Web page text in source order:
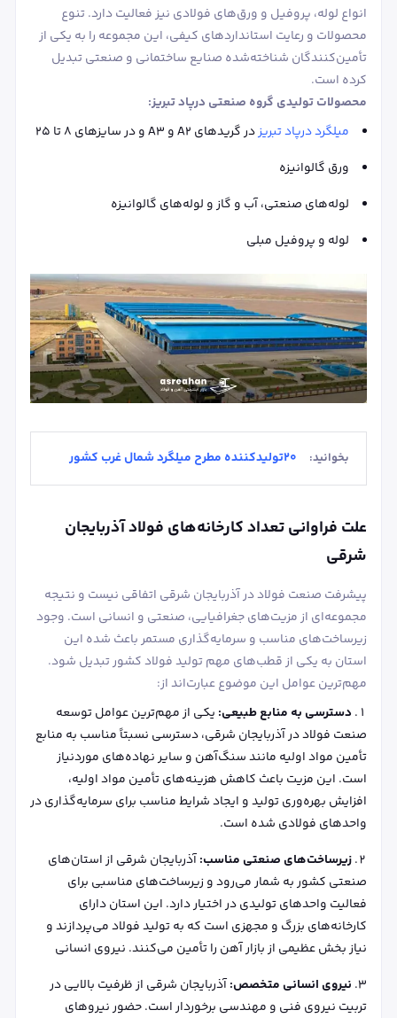
انواع لوله، پروفیل و ورق‌های فولادی نیز فعالیت دارد. تنوع
محصولات و رعایت استانداردهای کیفی، این مجموعه را به یکی از
تأمین‌کنندگان شناخته‌شده صنایع ساختمانی و صنعتی تبدیل
کرده است.
محصولات تولیدی گروه صنعتی درپاد تبریز:
میلگرد درپاد تبریزدر گریدهای A2 و A3 و در سایزهای ۸ تا ۲۵
ورق گالوانیزه
لوله‌های صنعتی، آب و گاز و لوله‌های گالوانیزه
لوله و پروفیل مبلی
بخوانید:
علت فراوانی تعداد کارخانه‌های فولاد آذربایجان
شرقی
پیشرفت صنعت فولاد در آذربایجان شرقی اتفاقی نیست و نتیجه
مجموعه‌ای از مزیت‌های جغرافیایی، صنعتی و انسانی است. وجود
زیرساخت‌های مناسب و سرمایه‌گذاری مستمر باعث شده این
استان به یکی از قطب‌های مهم تولید فولاد کشور تبدیل شود.
مهم‌ترین عوامل این موضوع عبارت‌اند از:
دسترسی به منابع طبیعی: یکی از مهم‌ترین عوامل توسعه
صنعت فولاد در آذربایجان شرقی، دسترسی نسبتاً مناسب به منابع
تأمین مواد اولیه مانند سنگ‌آهن و سایر نهاده‌های موردنیاز
است. این مزیت باعث کاهش هزینه‌های تأمین مواد اولیه،
افزایش بهره‌وری تولید و ایجاد شرایط مناسب برای سرمایه‌گذاری در
واحدهای فولادی شده است.
زیرساخت‌های صنعتی مناسب:آذربایجان شرقی از استان‌های
صنعتی کشور به شمار می‌رود و زیرساخت‌های مناسبی برای
فعالیت واحدهای تولیدی در اختیار دارد. این استان دارای
کارخانه‌های بزرگ و مجهزی است که به تولید فولاد می‌پردازند و
نیاز بخش عظیمی از بازار آهن را تأمین می‌کنند. نیروی انسانی
نیروی انسانی متخصص:آذربایجان شرقی از ظرفیت بالایی در
تربیت نیروی فنی و مهندسی برخوردار است. حضور نیروهای